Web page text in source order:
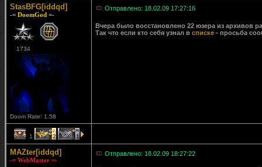
StasBFG[iddqd]
-= DoomGod =-
1734
Doom Rate: 1.58
Отправлено: 18.02.09 17:27:16
Вчера было восстановлено 22 юзера из архивов
Так что если кто себя узнал в списке - просьба
1 2 1
MAZter[iddqd]
-= WebMaster =-
Отправлено: 18.02.09 18:27:22